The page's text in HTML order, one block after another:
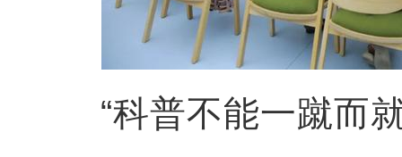
“科普不能一蹴而就